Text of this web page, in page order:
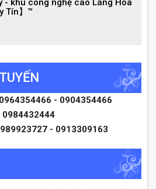
Tín】™
- 0904354466
0984432444
- 0913309163